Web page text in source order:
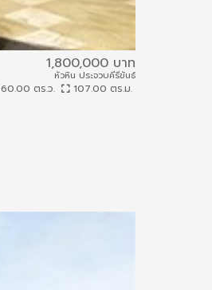
1,800,000 บาท
หัวหิน ประจวบคีรีขันธ์
60.00 ตร.ว. 107.00 ตร.ม.